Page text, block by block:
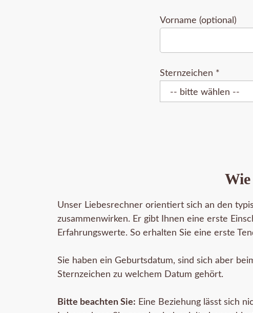
Vorname (optional)
Sternzeichen *
Unser Liebesrechner orientiert sich an den
zusammenwirken. Er gibt Ihnen eine erste
Erfahrungswerte. So erhalten Sie eine erste
Sie haben ein Geburtsdatum, sind sich aber
Sternzeichen zu welchem Datum gehört.
Bitte beachten Sie: Eine Beziehung lässt sich